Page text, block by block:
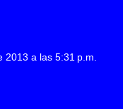
2013 a las 5:31 p.m.